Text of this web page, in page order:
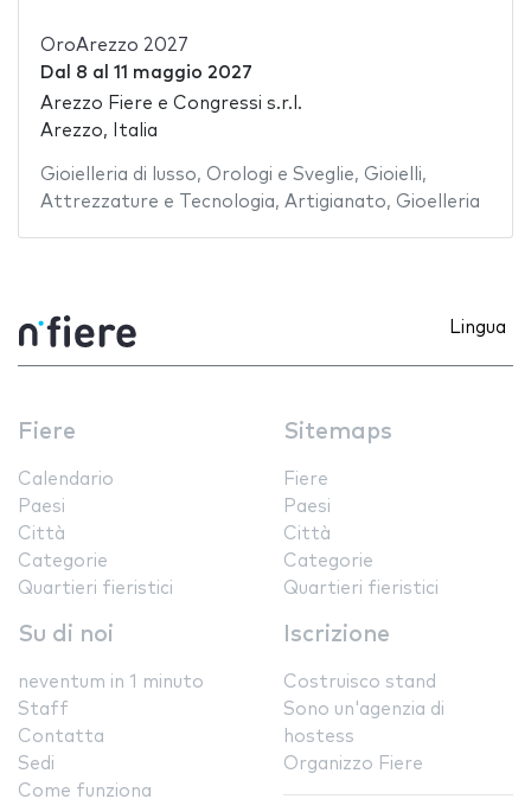
OroArezzo 2027
Dal 8 al 11 maggio 2027
Arezzo Fiere e Congressi s.r.l.
Arezzo, Italia
Gioielleria di lusso, Orologi e Sveglie, Gioielli,
Attrezzature e Tecnologia, Artigianato, Gioelleria
Lingua
Fiere
Calendario
Paesi
Città
Categorie
Quartieri fieristici
Sitemaps
Fiere
Paesi
Città
Categorie
Quartieri fieristici
Su di noi
neventum in 1 minuto
Staff
Contatta
Sedi
Come funziona
Iscrizione
Costruisco stand
Sono un'agenzia di
hostess
Organizzo Fiere